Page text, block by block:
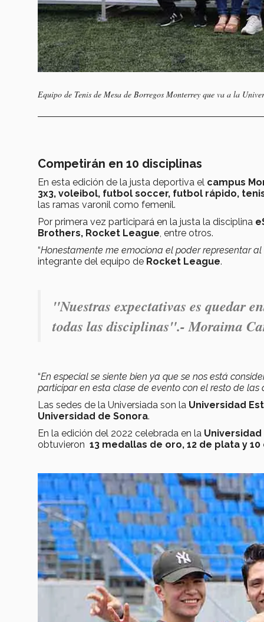
Equipo de Tenis de Mesa de Borregos Monterrey que va a la
Competirán en 10 disciplinas
En esta edición de la justa deportiva el campus
3x3, voleibol, futbol soccer, futbol rápido,
las ramas varonil como femenil.
Por primera vez participará en la justa la disciplina
Brothers, Rocket League, entre otros.
“Honestamente me emociona el poder representar
integrante del equipo de Rocket League.
"Nuestras expectativas es quedar
todas las disciplinas".- Moraima
“En especial se siente bien ya que se nos está
participar en esta clase de evento con el resto de las
Las sedes de la Universiada son la Universidad
Universidad de Sonora.
En la edición del 2022 celebrada en la
obtuvieron 13 medallas de oro, 12 de plata y